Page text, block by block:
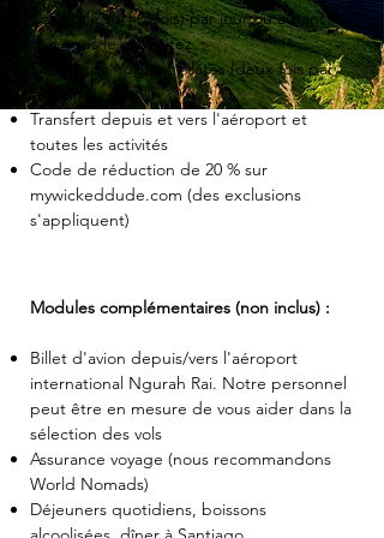
as your
get to
know the
group you
will be
spending
time with
for the
next week.
are
responsible
for Lunch
today) or
continue
Dinner at
the Villa
Cours de surf (2 fois) par jour ou autant
que vous le souhaitez
Séance de Yoga et Pilates (deux fois par
semaine)
Transfert depuis et vers l'aéroport et
toutes les activités
Code de réduction de 20 % sur
mywickeddude.com (des exclusions
s'appliquent)
Modules complémentaires (non inclus) :
Billet d'avion depuis/vers l'aéroport
international Ngurah Rai. Notre personnel
peut être en mesure de vous aider dans la
sélection des vols
Assurance voyage (nous recommandons
World Nomads)
Déjeuners quotidiens, boissons